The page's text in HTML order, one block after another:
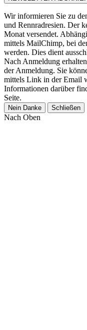
Wir informieren Sie zu
und Rennradresien. Der
Monat versendet.
mittels MailChimp, bei
werden. Dies dient
Nach Anmeldung
der Anmeldung. Sie
mittels Link in der Email
Informationen darüber
Seite.
Nein Danke Schließen
Nach Oben